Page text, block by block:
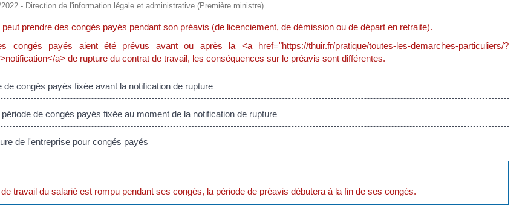
- Direction de l'information légale et administrative (Première ministre)
prendre des congés payés pendant son préavis (de licenciement, de démission ou de départ en retraite).
congés payés aient été prévus avant ou après la <a href="https://thuir.fr/pratique/toutes-les-demarches-particuliers/?
a> de rupture du contrat de travail, les conséquences sur le préavis sont différentes.
de congés payés fixée avant la notification de rupture
de congés payés fixée au moment de la notification de rupture
de l'entreprise pour congés payés
travail du salarié est rompu pendant ses congés, la période de préavis débutera à la fin de ses congés.